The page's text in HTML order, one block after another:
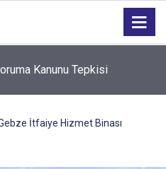
Kanunu Tepkisi
İtfaiye Hizmet Binası